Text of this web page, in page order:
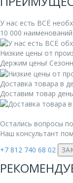
У нас есть ВСЁ
10 000
Низкие цены от
Держим цены!
Доставка товара в
Доставим товар
Остались вопросы
Наш консультант
+7 812 740 68 02